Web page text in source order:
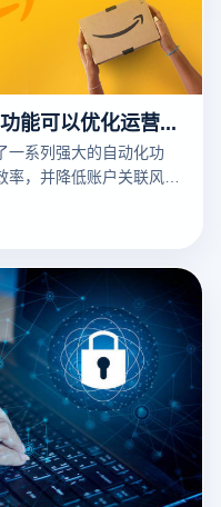
亚马逊浏览器有哪些自动化功能可以优化运营流程？
一系列强大的自动化功
率，并降低账户关联风